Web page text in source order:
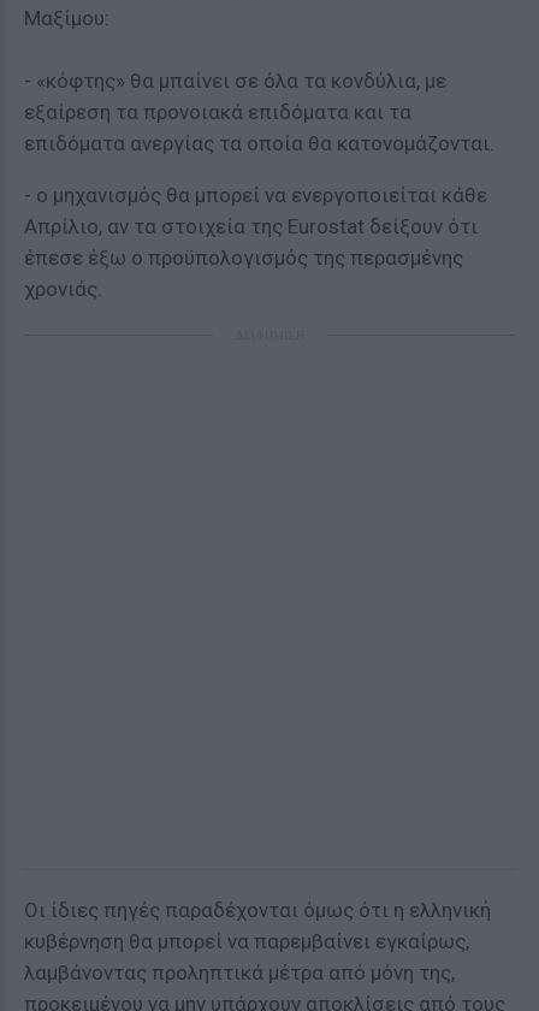
Μαξίμου:
- «κόφτης» θα μπαίνει σε όλα τα κονδύλια, με
εξαίρεση τα προνοιακά επιδόματα και τα
επιδόματα ανεργίας τα οποία θα κατονομάζονται.
- ο μηχανισμός θα μπορεί να ενεργοποιείται κάθε
Απρίλιο, αν τα στοιχεία της Eurostat δείξουν ότι
έπεσε έξω ο προϋπολογισμός της περασμένης
χρονιάς.
Οι ίδιες πηγές παραδέχονται όμως ότι η ελληνική
κυβέρνηση θα μπορεί να παρεμβαίνει εγκαίρως,
λαμβάνοντας προληπτικά μέτρα από μόνη της,
προκειμένου να μην υπάρχουν αποκλίσεις από τους